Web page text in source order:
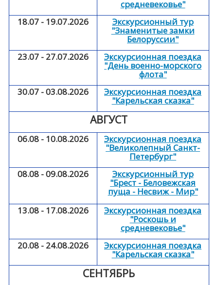
средневековье"
18.07 - 19.07.2026
Экскурсионный тур
"Знаменитые замки
Белоруссии"
23.07 - 27.07.2026
Экскурсионная поездка
"День военно-морского
флота"
30.07 - 03.08.2026
Экскурсионная поездка
"Карельская сказка"
АВГУСТ
06.08 - 10.08.2026 Экскурсионная поездка
"Великолепный Санкт-
Петербург"
08.08 - 09.08.2026
Экскурсионный тур
"Брест - Беловежская
пуща - Несвиж - Мир"
13.08 - 17.08.2026
Экскурсионная поездка
"Роскошь и
средневековье"
20.08 - 24.08.2026
Экскурсионная поездка
"Карельская сказка"
СЕНТЯБРЬ